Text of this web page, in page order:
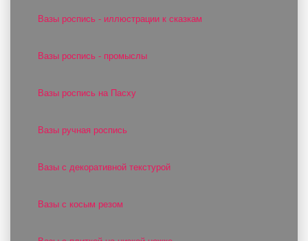
Вазы роспись - иллюстрации к сказкам
Вазы роспись - промыслы
Вазы роспись на Пасху
Вазы ручная роспись
Вазы с декоративной текстурой
Вазы с косым резом